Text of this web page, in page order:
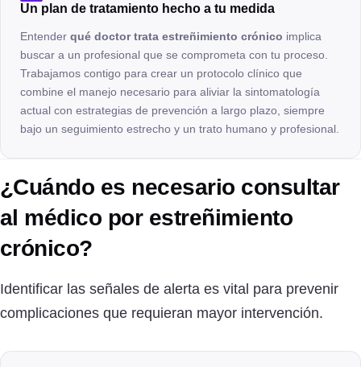
Un plan de tratamiento hecho a tu medida
Entender qué doctor trata estreñimiento crónico implica
buscar a un profesional que se comprometa con tu proceso.
Trabajamos contigo para crear un protocolo clínico que
combine el manejo necesario para aliviar la sintomatología
actual con estrategias de prevención a largo plazo, siempre
bajo un seguimiento estrecho y un trato humano y profesional.
¿Cuándo es necesario consultar
al médico por estreñimiento
crónico?
Identificar las señales de alerta es vital para prevenir
complicaciones que requieran mayor intervención.